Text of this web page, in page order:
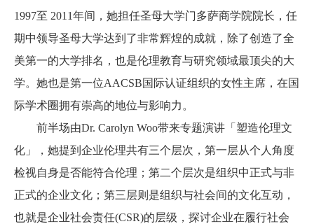
1997至 2011年间，她担任圣母大学门多萨商学院院长，任
期中领导圣母大学达到了非常辉煌的成就，除了创造了全
美第一的大学排名，也是伦理教育与研究领域最顶尖的大
学。她也是第一位AACSB国际认证组织的女性主席，在国
际学术圈拥有崇高的地位与影响力。
前半场由Dr. Carolyn Woo带来专题演讲「塑造伦理文
化」，她提到企业伦理共有三个层次，第一层从个人角度
检视自身是否能符合伦理；第二个层次是组织中正式与非
正式的企业文化；第三层则是组织与社会间的文化互动，
也就是企业社会责任(CSR)的层级，探讨企业在履行社会